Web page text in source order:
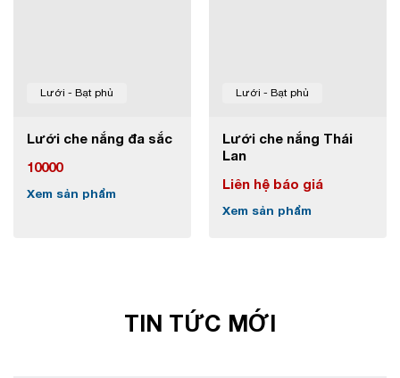
Lưới - Bạt phủ
Lưới che nắng đa sắc
10000
Xem sản phẩm
Lưới - Bạt phủ
Lưới che nắng Thái
Lan
Liên hệ báo giá
Xem sản phẩm
TIN TỨC MỚI